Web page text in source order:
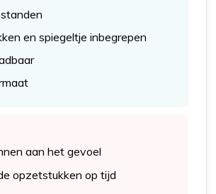
en spiegeltje inbegrepen
aan het gevoel
opzetstukken op tijd